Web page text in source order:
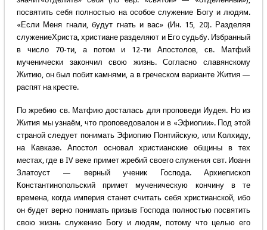
посвятить себя полностью на особое служение Богу и людям.
«Если Меня гнали, будут гнать и вас» (Ин. 15, 20). Разделяя
служениеХриста, христиане разделяют и Его судьбу. Избранный
в число 70-ти, а потом и 12-ти Апостолов, св. Матфий
мученически закончил свою жизнь. Согласно славянскому
Житию, он был побит камнями, а в греческом варианте Жития —
распят на кресте.
По жребию св. Матфию досталась для проповеди Иудея. Но из
Жития мы узнаём, что проповедовалон и в «Эфиопии». Под этой
страной следует понимать Эфиопию Понтийскую, или Колхиду,
на Кавказе. Апостол основал христианские общины в тех
местах, где в IV веке примет жребий своего служения свт. Иоанн
Златоуст — верный ученик Господа. Архиепископ
Константинопольский примет мученическую кончину в те
времена, когда империя станет считать себя христианской, ибо
он будет верно понимать призыв Господа полностью посвятить
свою жизнь служению Богу и людям, потому что целью его